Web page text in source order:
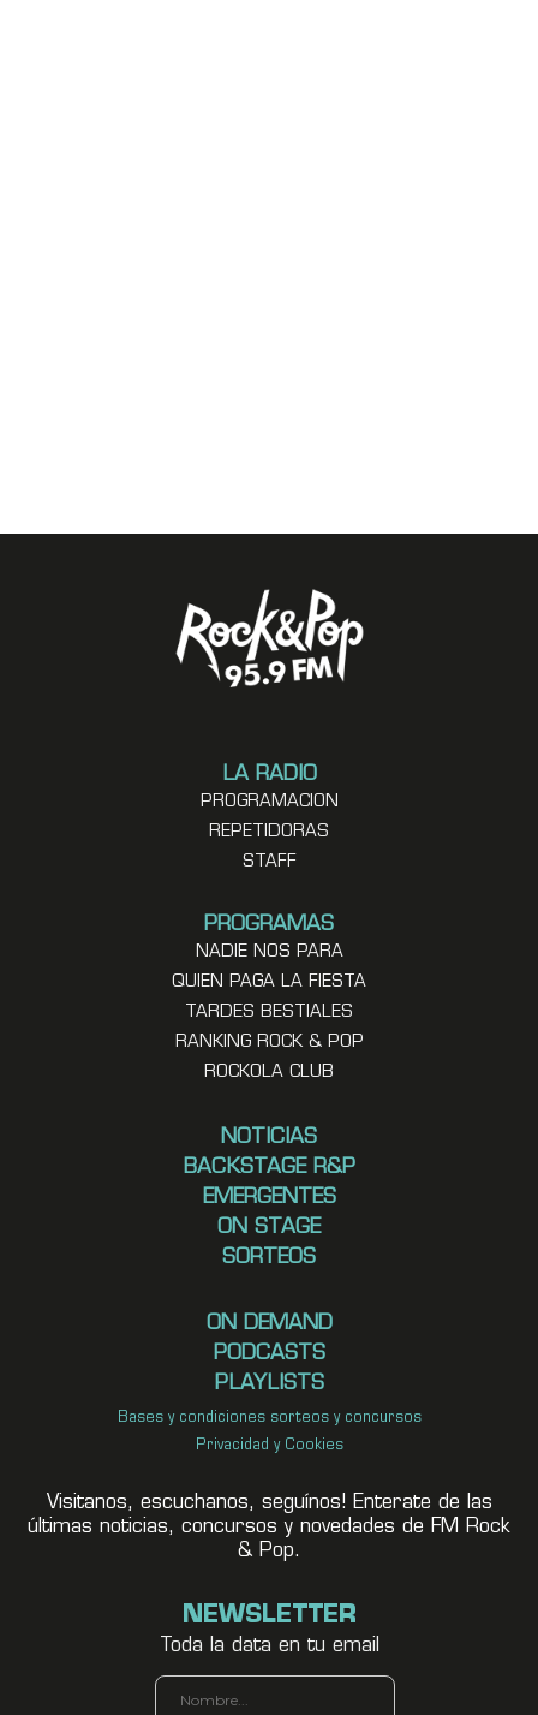
LA RADIO
PROGRAMACION
REPETIDORAS
STAFF
PROGRAMAS
NADIE NOS PARA
QUIEN PAGA LA FIESTA
TARDES BESTIALES
RANKING ROCK & POP
ROCKOLA CLUB
NOTICIAS
BACKSTAGE R&P
EMERGENTES
ON STAGE
SORTEOS
ON DEMAND
PODCASTS
PLAYLISTS
Bases y condiciones sorteos y concursos
Privacidad y Cookies
Visitanos, escuchanos, seguínos! Enterate de las
últimas noticias, concursos y novedades de FM Rock
& Pop.
NEWSLETTER
Toda la data en tu email